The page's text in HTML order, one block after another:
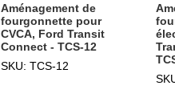
Aménagement de
fourgonnette pour
CVCA, Ford Transit
Connect - TCS-12
SKU: TCS-12